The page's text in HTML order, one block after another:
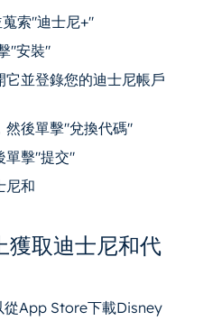
索"迪士尼+"
"安裝"
並登錄您的迪士尼帳戶
然後單擊"兌換代碼"
單擊"提交"
尼和
取迪士尼和代
從App Store下載Disney